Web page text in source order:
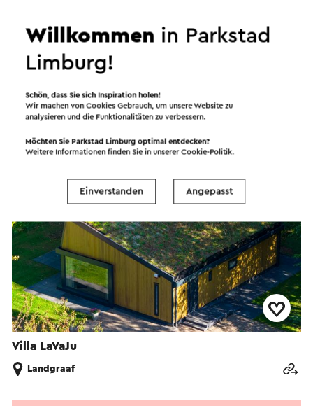
Ambiance
Villa LaVaJu
Landgraaf
Willkommen in Parkstad
Limburg!
Schön, dass Sie sich Inspiration holen!
Wir machen von Cookies Gebrauch, um unsere Website zu
analysieren und die Funktionalitäten zu verbessern.
Möchten Sie Parkstad Limburg optimal entdecken?
Weitere Informationen finden Sie in unsererCookie-Politik.
Einverstanden Angepasst